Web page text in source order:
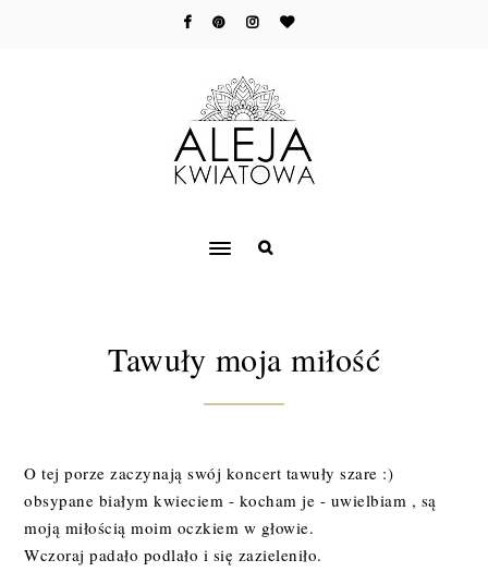
Tawuły moja miłość
O tej porze zaczynają swój koncert tawuły szare :)
obsypane białym kwieciem - kocham je - uwielbiam , są
moją miłością moim oczkiem w głowie.
Wczoraj padało podlało i się zazieleniło.